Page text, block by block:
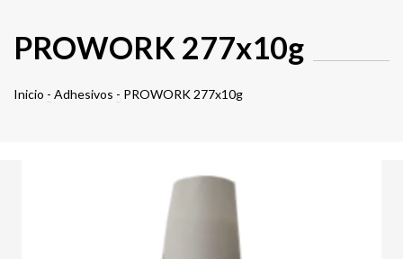
PROWORK 277x10g
Inicio - Adhesivos - PROWORK 277x10g